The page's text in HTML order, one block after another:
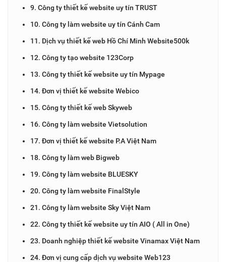
9. Công ty thiết kế website uy tín TRUST
10. Công ty làm website uy tín Cánh Cam
11. Dịch vụ thiết kế web Hồ Chí Minh Website500k
12. Công ty tạo website 123Corp
13. Công ty thiết kế website uy tín Mypage
14. Đơn vị thiết kế website Webico
15. Công ty thiết kế web Skyweb
16. Công ty làm website Vietsolution
17. Đơn vị thiết kế website P.A Việt Nam
18. Công ty làm web Bigweb
19. Công ty làm website BLUESKY
20. Công ty làm website FinalStyle
21. Công ty làm website Sky Việt Nam
22. Công ty thiết kế website uy tín AIO ( All in One)
23. Doanh nghiệp thiết kế website Vinamax Việt Nam
24. Đơn vị cung cấp dịch vụ website Web123